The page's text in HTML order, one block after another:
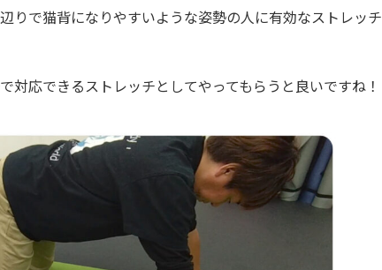
りで猫背になりやすいような姿勢の人に有効なストレッチ
対応できるストレッチとしてやってもらうと良いですね！